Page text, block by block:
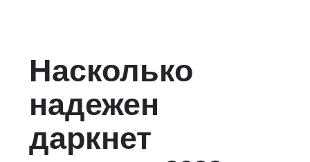
Насколько
надежен
даркнет